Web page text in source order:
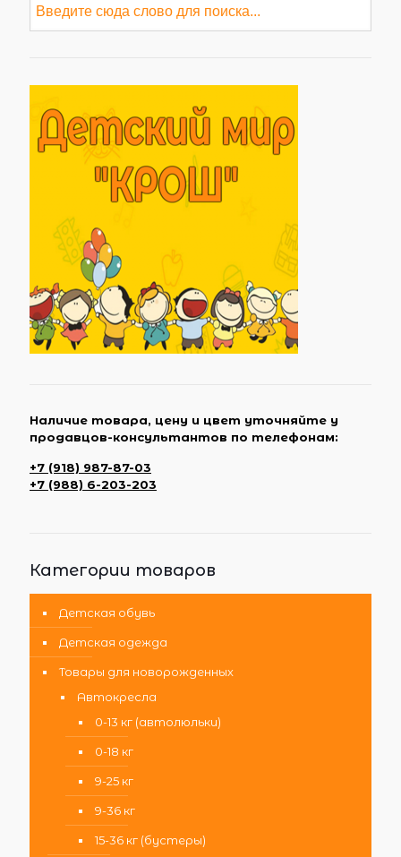
Наличие товара, цену и цвет уточняйте у
продавцов-консультантов по телефонам:
+7 (918) 987-87-03
+7 (988) 6-203-203
Категории товаров
Детская обувь
Детская одежда
Товары для новорожденных
Автокресла
0-13 кг (автолюльки)
0-18 кг
9-25 кг
9-36 кг
15-36 кг (бустеры)